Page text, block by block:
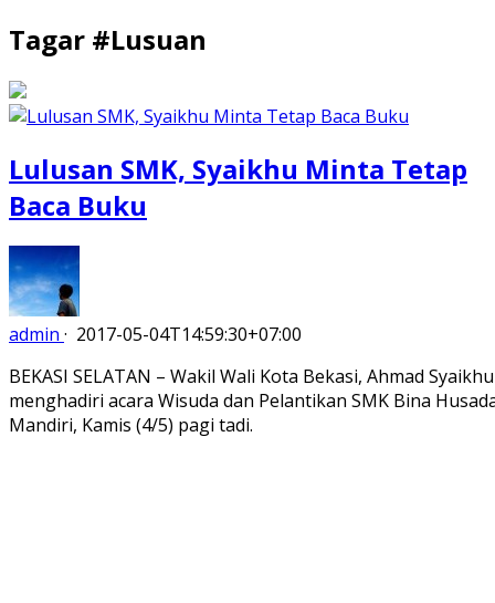
Tagar #Lusuan
Lulusan SMK, Syaikhu Minta Tetap
Baca Buku
admin · 2017-05-04T14:59:30+07:00
BEKASI SELATAN – Wakil Wali Kota Bekasi, Ahmad Syaikhu
menghadiri acara Wisuda dan Pelantikan SMK Bina
Mandiri, Kamis (4/5) pagi tadi.